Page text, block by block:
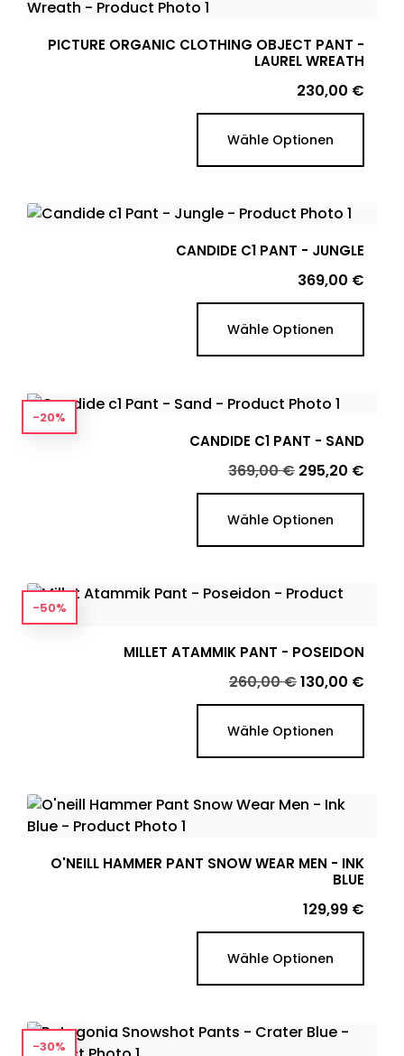
PICTURE ORGANIC CLOTHING OBJECT PANT -
LAUREL WREATH
Preis
230,00 €
Wähle Optionen
CANDIDE C1 PANT - JUNGLE
Preis
369,00 €
Wähle Optionen
CANDIDE C1 PANT - SAND
Verkaufspreis
369,00 € Preis
295,20 €
Wähle Optionen
-20%
MILLET ATAMMIK PANT - POSEIDON
Verkaufspreis
260,00 €Preis
130,00 €
Wähle Optionen
-50%
O'NEILL HAMMER PANT SNOW WEAR MEN - INK
BLUE
Preis
129,99 €
Wähle Optionen
-30%